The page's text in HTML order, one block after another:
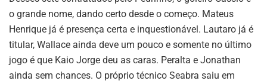
o grande nome, dando certo desde o começo. Mateus
Henrique já é presença certa e inquestionável. Lautaro já é
titular, Wallace ainda deve um pouco e somente no último
jogo é que Kaio Jorge deu as caras. Peralta e Jonathan
ainda sem chances. O próprio técnico Seabra saiu em